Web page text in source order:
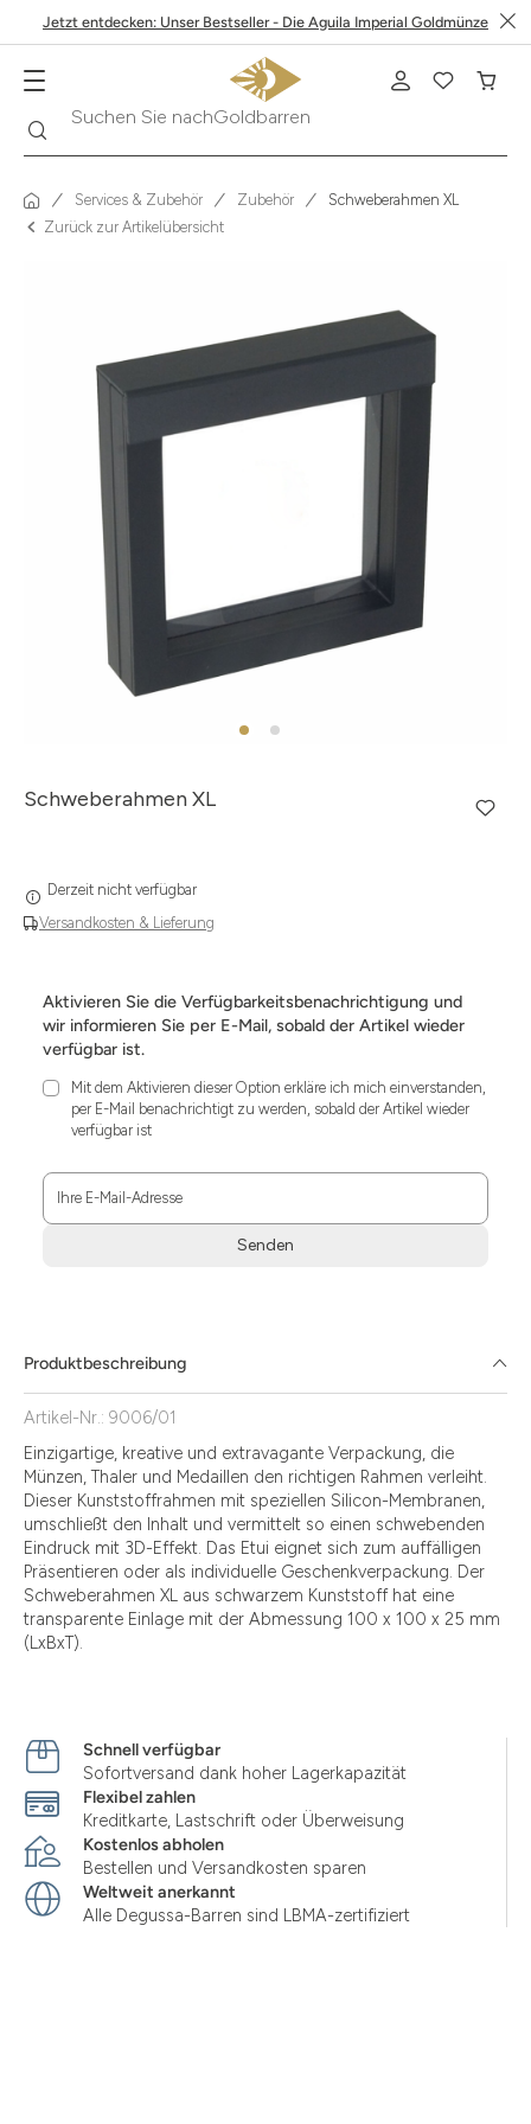
Jetzt entdecken: Unser Bestseller - Die Aguila Imperial Goldmünze
Suchen Sie nach
Services & Zubehör Zubehör
Schweberahmen XL
Zurück zur Artikelübersicht
Schweberahmen XL
Versandkosten & Lieferung
Derzeit nicht verfügbar
Aktivieren Sie die Verfügbarkeitsbenachrichtigung und
wir informieren Sie per E-Mail, sobald der Artikel wieder
verfügbar ist.
Mit dem Aktivieren dieser Option erkläre ich mich einverstanden,
per E-Mail benachrichtigt zu werden, sobald der Artikel wieder
verfügbar ist
Ihre E-Mail-Adresse
Senden
die
Zustimmung
aktivieren.
Produktbeschreibung
Artikel-Nr.: 9006/01
Einzigartige, kreative und extravagante Verpackung, die
Münzen, Thaler und Medaillen den richtigen Rahmen verleiht.
Dieser Kunststoffrahmen mit speziellen Silicon-Membranen,
umschließt den Inhalt und vermittelt so einen schwebenden
Eindruck mit 3D-Effekt. Das Etui eignet sich zum auffälligen
Präsentieren oder als individuelle Geschenkverpackung. Der
Schweberahmen XL aus schwarzem Kunststoff hat eine
transparente Einlage mit der Abmessung 100 x 100 x 25 mm
(LxBxT).
Schnell verfügbar
Sofortversand dank hoher Lagerkapazität
Flexibel zahlen
Kreditkarte, Lastschrift oder Überweisung
Kostenlos abholen
Bestellen und Versandkosten sparen
Weltweit anerkannt
Alle Degussa-Barren sind LBMA-zertifiziert